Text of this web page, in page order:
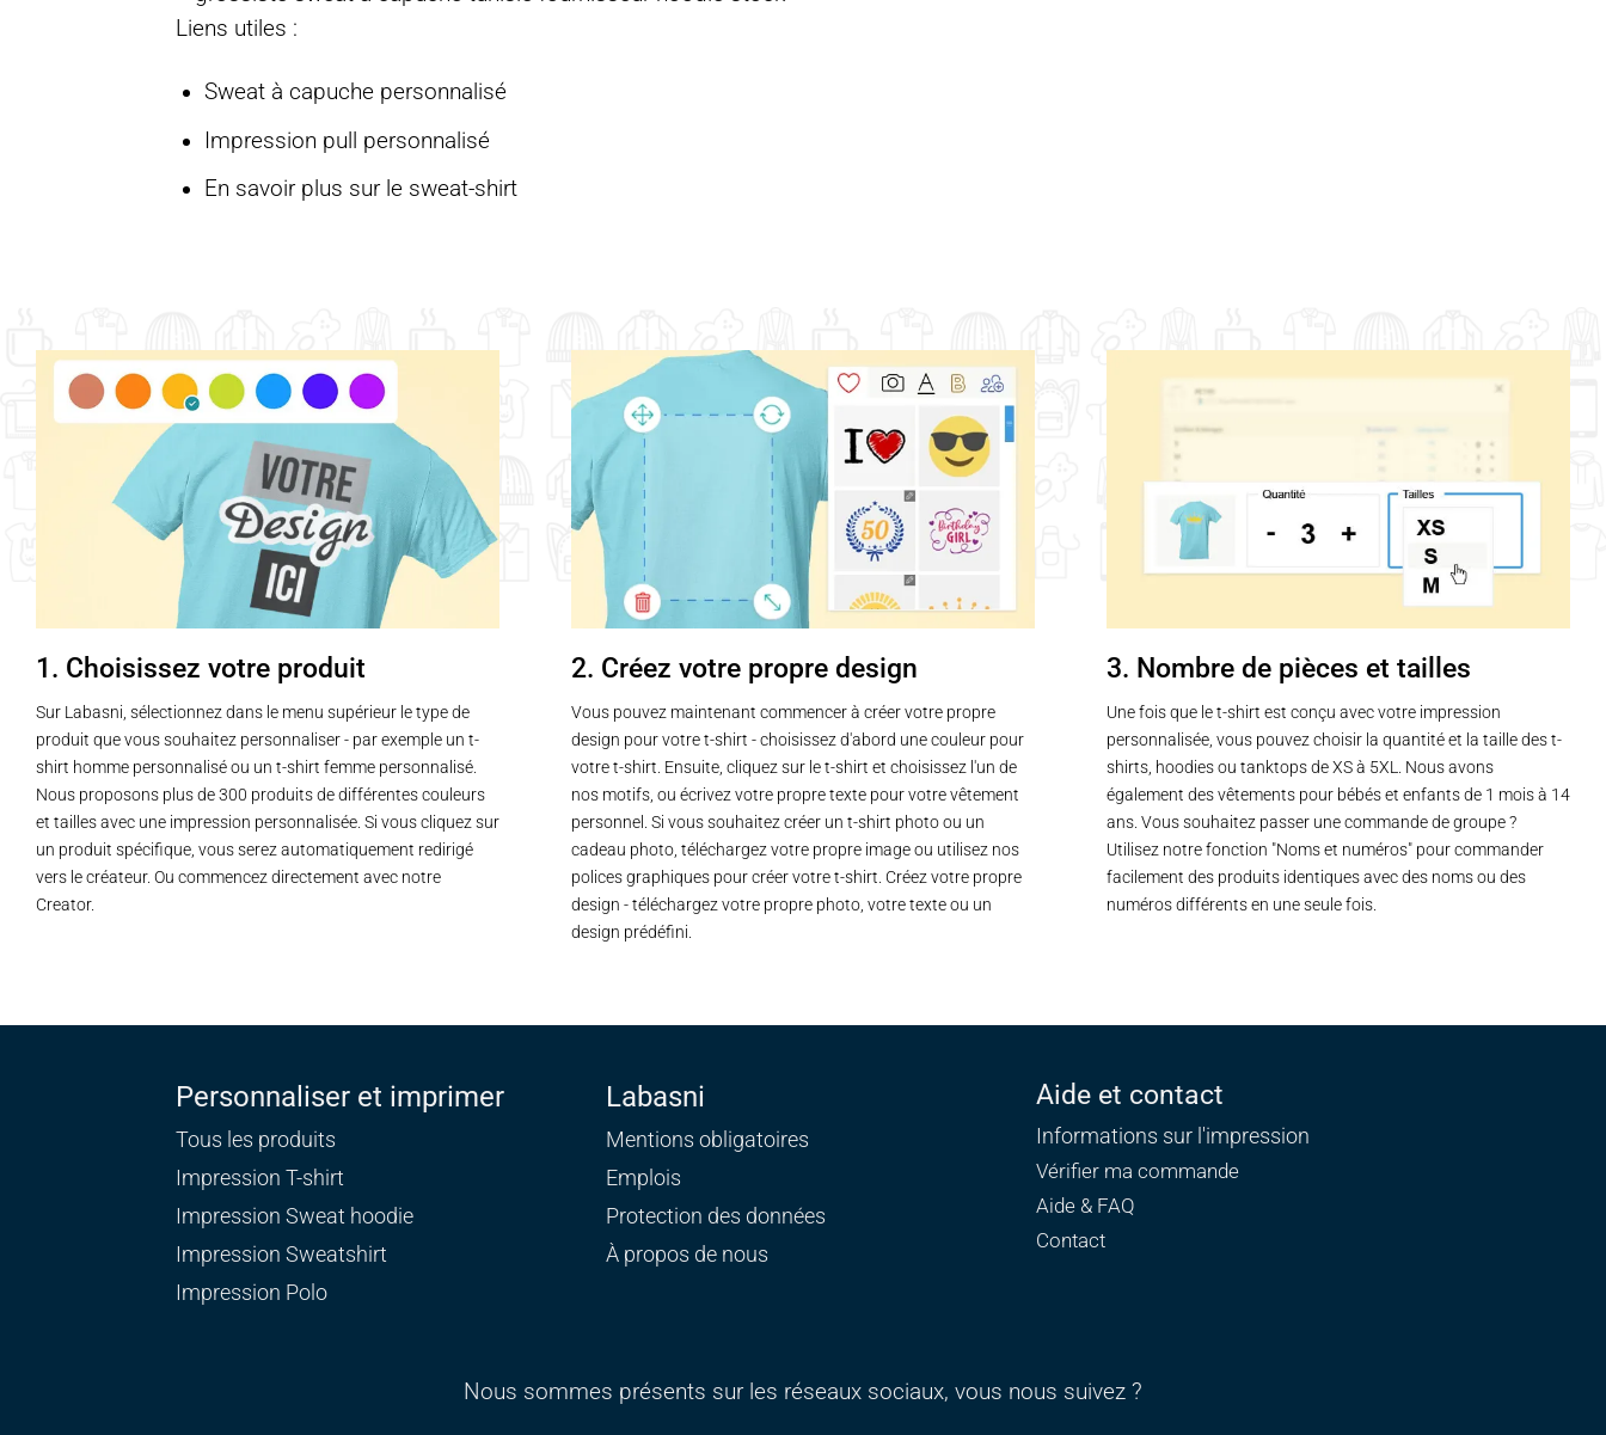
Liens utiles :
Sweat à capuche personnalisé
Impression pull personnalisé
En savoir plus sur le sweat-shirt
1. Choisissez votre produit
Sur Labasni, sélectionnez dans le menu supérieur le type de
produit que vous souhaitez personnaliser - par exemple un t-
shirt homme personnalisé ou un t-shirt femme personnalisé.
Nous proposons plus de 300 produits de différentes couleurs
et tailles avec une impression personnalisée. Si vous cliquez sur
un produit spécifique, vous serez automatiquement redirigé
vers le créateur. Ou commencez directement avec notre
Creator.
2. Créez votre propre design
Vous pouvez maintenant commencer à créer votre propre
design pour votre t-shirt - choisissez d'abord une couleur pour
votre t-shirt. Ensuite, cliquez sur le t-shirt et choisissez l'un de
nos motifs, ou écrivez votre propre texte pour votre vêtement
personnel. Si vous souhaitez créer un t-shirt photo ou un
cadeau photo, téléchargez votre propre image ou utilisez nos
polices graphiques pour créer votre t-shirt. Créez votre propre
design - téléchargez votre propre photo, votre texte ou un
design prédéfini.
3. Nombre de pièces et tailles
Une fois que le t-shirt est conçu avec votre impression
personnalisée, vous pouvez choisir la quantité et la taille des t-
shirts, hoodies ou tanktops de XS à 5XL. Nous avons
également des vêtements pour bébés et enfants de 1 mois à 14
ans. Vous souhaitez passer une commande de groupe ?
Utilisez notre fonction "Noms et numéros" pour commander
facilement des produits identiques avec des noms ou des
numéros différents en une seule fois.
Personnaliser et imprimer
Tous les produits
Impression T-shirt
Impression Sweat hoodie
Impression Sweatshirt
Impression Polo
Labasni
Mentions obligatoires
Emplois
Protection des données
À propos de nous
Aide et contact
Informations sur l'impression
Vérifier ma commande
Aide & FAQ
Contact
Nous sommes présents sur les réseaux sociaux, vous nous suivez ?